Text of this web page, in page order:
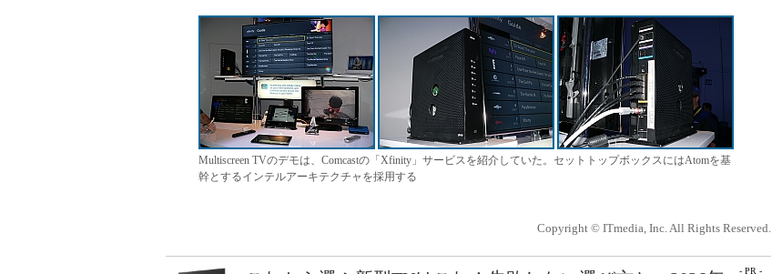
Multiscreen TVのデモは、Comcastの「Xfinity」サービスを紹介していた。セットトップボックスにはAtomを基
幹とするインテルアーキテクチャを採用する
Copyright © ITmedia, Inc. All Rights Reserved.
- PR -